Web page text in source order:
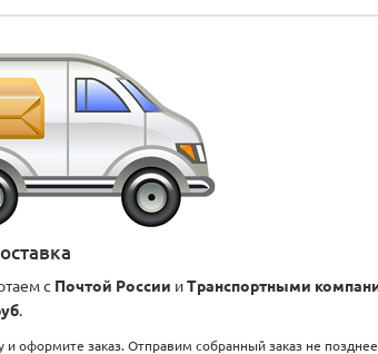
с Почтой России иТранспортными
.
и оформите заказ. Отправим собранный заказ не